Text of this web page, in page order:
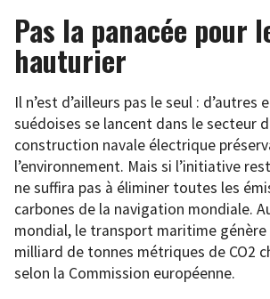
Pas la panacée pour
hauturier
Il n’est d’ailleurs pas le seul : d’autres
suédoises se lancent dans le secteur
construction navale électrique
l’environnement. Mais si l’initiative
ne suffira pas à éliminer toutes les
carbones de la navigation mondiale.
mondial, le transport maritime génère
milliard de tonnes métriques de CO2
selon la Commission européenne.